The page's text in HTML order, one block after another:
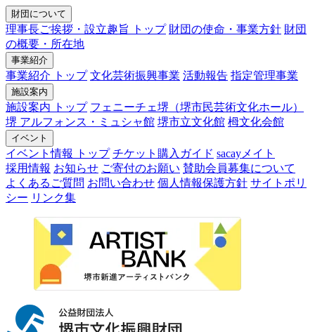
財団について
理事長ご挨拶・設立趣旨 トップ 財団の使命・事業方針 財団
の概要・所在地
事業紹介
事業紹介 トップ 文化芸術振興事業 活動報告 指定管理事業
施設案内
施設案内 トップ フェニーチェ堺（堺市民芸術文化ホール）
堺 アルフォンス・ミュシャ館 堺市立文化館 栂文化会館
イベント
イベント情報 トップ チケット購入ガイド sacayメイト
採用情報 お知らせ ご寄付のお願い 賛助会員募集について
よくあるご質問 お問い合わせ 個人情報保護方針 サイトポリ
シー リンク集